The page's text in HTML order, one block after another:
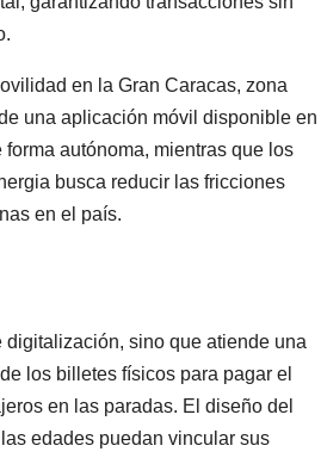
en la Gran Caracas, zona
una aplicación móvil disponible en
autónoma, mientras que los
busca reducir las fricciones
en el país.
sino que atiende una
los billetes físicos para pagar el
en las paradas. El diseño del
edades puedan vincular sus